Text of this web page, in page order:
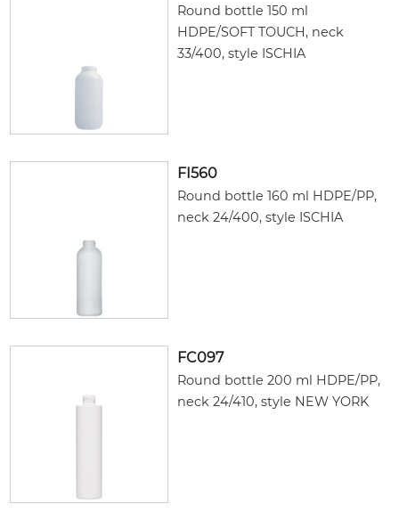
Round bottle 150 ml
HDPE/SOFT TOUCH, neck
33/400, style ISCHIA
FI560
Round bottle 160 ml HDPE/PP,
neck 24/400, style ISCHIA
FC097
Round bottle 200 ml HDPE/PP,
neck 24/410, style NEW YORK